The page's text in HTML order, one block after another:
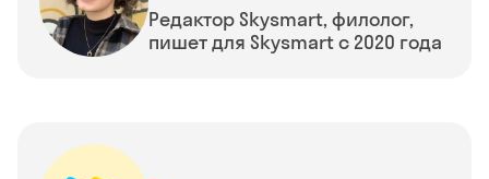
Редактор Skysmart, филолог,
пишет для Skysmart с 2020 года